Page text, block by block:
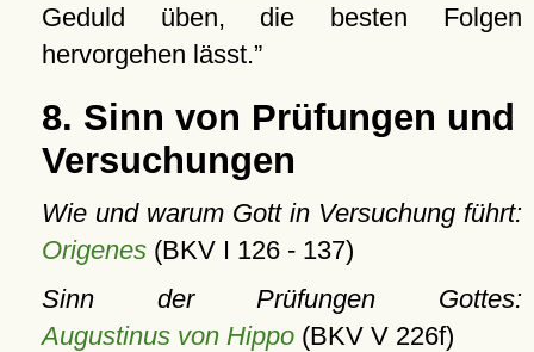
Geduld üben, die besten Folgen
hervorgehen lässt.
8. Sinn von Prüfungen und
Versuchungen
Wie und warum Gott in Versuchung führt:
Origenes(BKV I 126 - 137)
Sinn der Prüfungen Gottes:
Augustinus von Hippo(BKV V 226f)